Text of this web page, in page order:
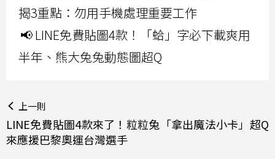
揭3重點：勿用手機處理重要工作
📢 LINE免費貼圖4款！「蛤」字必下載爽用
半年、熊大兔兔動態圖超Q
上一則
LINE免費貼圖4款來了！粒粒兔「拿出魔法小卡」超Q
來應援巴黎奧運台灣選手